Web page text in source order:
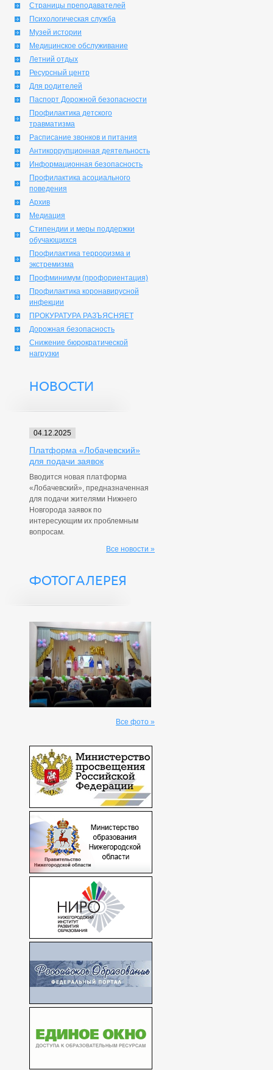
Страницы преподавателей
Психологическая служба
Музей истории
Медицинское обслуживание
Летний отдых
Ресурсный центр
Для родителей
Паспорт Дорожной безопасности
Профилактика детского
травматизма
Расписание звонков и питания
Антикоррупционная деятельность
Информационная безопасность
Профилактика асоциального
поведения
Архив
Медиация
Стипендии и меры поддержки
обучающихся
Профилактика терроризма и
экстремизма
Профминимум (профориентация)
Профилактика коронавирусной
инфекции
ПРОКУРАТУРА РАЗЪЯСНЯЕТ
Дорожная безопасность
Снижение бюрократической
нагрузки
НОВОСТИ
04.12.2025
Платформа «Лобачевский»
для подачи заявок
Вводится новая платформа
«Лобачевский», предназначенная
для подачи жителями Нижнего
Новгорода заявок по
интересующим их проблемным
вопросам.
Все новости »
ФОТОГАЛЕРЕЯ
Все фото »